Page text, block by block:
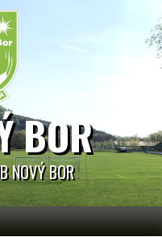
BOR
NOVÝ BOR